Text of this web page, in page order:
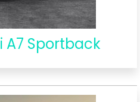
A7 Sportback